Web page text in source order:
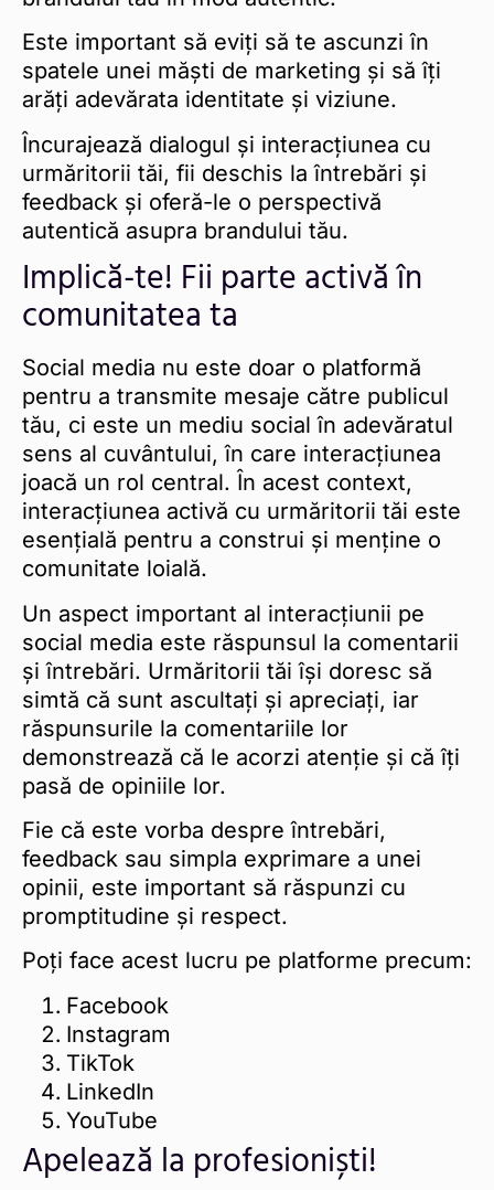
Este important să eviți să te ascunzi în
spatele unei măști de marketing și să îți
arăți adevărata identitate și viziune.
Încurajează dialogul și interacțiunea cu
urmăritorii tăi, fii deschis la întrebări și
feedback și oferă-le o perspectivă
autentică asupra brandului tău.
Implică-te! Fii parte activă în
comunitatea ta
Social media nu este doar o platformă
pentru a transmite mesaje către publicul
tău, ci este un mediu social în adevăratul
sens al cuvântului, în care interacțiunea
joacă un rol central. În acest context,
interacțiunea activă cu urmăritorii tăi este
esențială pentru a construi și menține o
comunitate loială.
Un aspect important al interacțiunii pe
social media este răspunsul la comentarii
și întrebări. Urmăritorii tăi își doresc să
simtă că sunt ascultați și apreciați, iar
răspunsurile la comentariile lor
demonstrează că le acorzi atenție și că îți
pasă de opiniile lor.
Fie că este vorba despre întrebări,
feedback sau simpla exprimare a unei
opinii, este important să răspunzi cu
promptitudine și respect.
Poți face acest lucru pe platforme precum:
Facebook
Instagram
TikTok
LinkedIn
YouTube
Apelează la profesioniști!